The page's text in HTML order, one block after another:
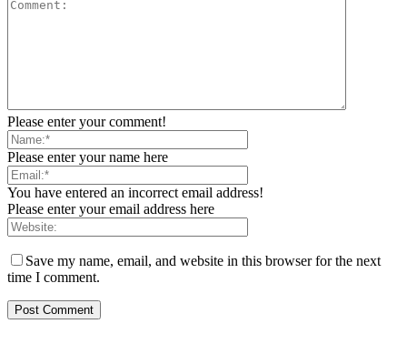
Please enter your comment!
Please enter your name here
You have entered an incorrect email address!
Please enter your email address here
Save my name, email, and website in this browser for the next
time I comment.